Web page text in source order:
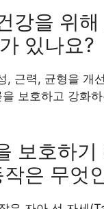
강을 위
있나요?
, 근력, 균형을 개
보호하고 강화
보호하기
은 무엇